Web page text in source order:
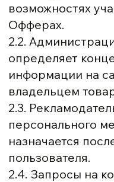
возможностях
Офферах.
2.2.
определяет
информации на
владельцем
2.3.
персонального
назначается
пользователя.
2.4. Запросы на